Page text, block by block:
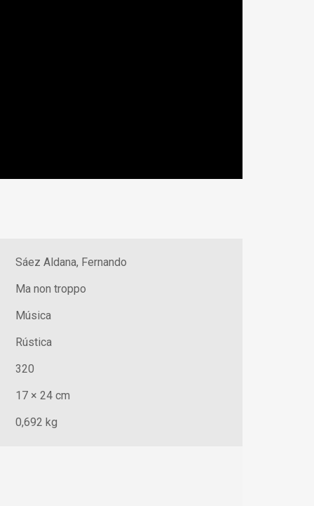
Sáez Aldana, Fernando
Ma non troppo
Música
Rústica
320
17 × 24 cm
0,692 kg